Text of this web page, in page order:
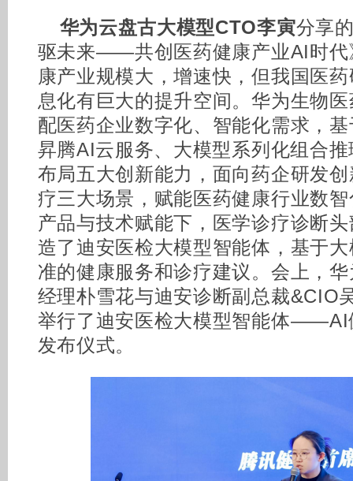
华为云盘古大模型CTO李寅分享
驱未来——共创医药健康产业AI时代
康产业规模大，增速快，但我国医
息化有巨大的提升空间。华为生物
配医药企业数字化、智能化需求，
昇腾AI云服务、大模型系列化组合
布局五大创新能力，面向药企研发
疗三大场景，赋能医药健康行业数
产品与技术赋能下，医学诊疗诊断
造了迪安医检大模型智能体，基于
准的健康服务和诊疗建议。会上，
经理朴雪花与迪安诊断副总裁&CIO
举行了迪安医检大模型智能体——AI
发布仪式。